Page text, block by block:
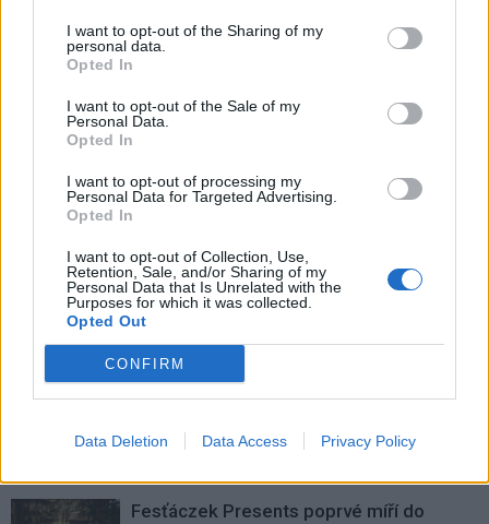
I want to opt-out of the Sharing of my
personal data.
Opted In
I want to opt-out of the Sale of my
Personal Data.
Opted In
I want to opt-out of processing my
Personal Data for Targeted Advertising.
Opted In
I want to opt-out of Collection, Use,
Retention, Sale, and/or Sharing of my
Personal Data that Is Unrelated with the
Purposes for which it was collected.
Opted Out
CONFIRM
Data Deletion Data Access Privacy Policy
Předchozí článek
Downtown, hornické slavnosti
i nová obřadní síň
rekonstrukcí. První svatby se
SOUVISEJÍCÍ ČLÁNKY
Dnes se v Příbrami otevře výstava
Rovnováha života. Vernisáž nabídne
i hudební a básnický program
Festival hudby na zámku Dobříš sází na
jedinečnou atmosféru. Klasiku propojí
s dalšími žánry i rodinným programem
Fesťáczek Presents poprvé míří do